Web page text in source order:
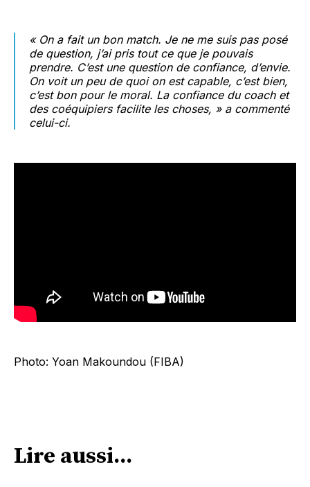
« On a fait un bon match. Je ne me suis pas posé
de question, j’ai pris tout ce que je pouvais
prendre. C’est une question de confiance, d’envie.
On voit un peu de quoi on est capable, c’est bien,
c’est bon pour le moral. La confiance du coach et
des coéquipiers facilite les choses, » a commenté
celui-ci.
Photo: Yoan Makoundou (FIBA)
Lire aussi...